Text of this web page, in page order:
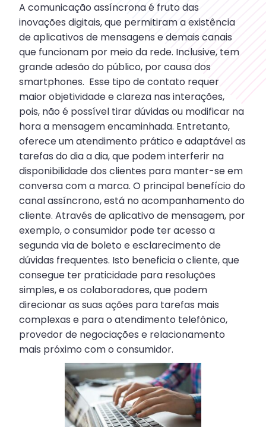
A comunicação assíncrona é fruto das
inovações digitais, que permitiram a existência
de aplicativos de mensagens e demais canais
que funcionam por meio da rede. Inclusive, tem
grande adesão do público, por causa dos
smartphones. Esse tipo de contato requer
maior objetividade e clareza nas interações,
pois, não é possível tirar dúvidas ou modificar na
hora a mensagem encaminhada. Entretanto,
oferece um atendimento prático e adaptável as
tarefas do dia a dia, que podem interferir na
disponibilidade dos clientes para manter-se em
conversa com a marca. O principal benefício do
canal assíncrono, está no acompanhamento do
cliente. Através de aplicativo de mensagem, por
exemplo, o consumidor pode ter acesso a
segunda via de boleto e esclarecimento de
dúvidas frequentes. Isto beneficia o cliente, que
consegue ter praticidade para resoluções
simples, e os colaboradores, que podem
direcionar as suas ações para tarefas mais
complexas e para o atendimento telefônico,
provedor de negociações e relacionamento
mais próximo com o consumidor.